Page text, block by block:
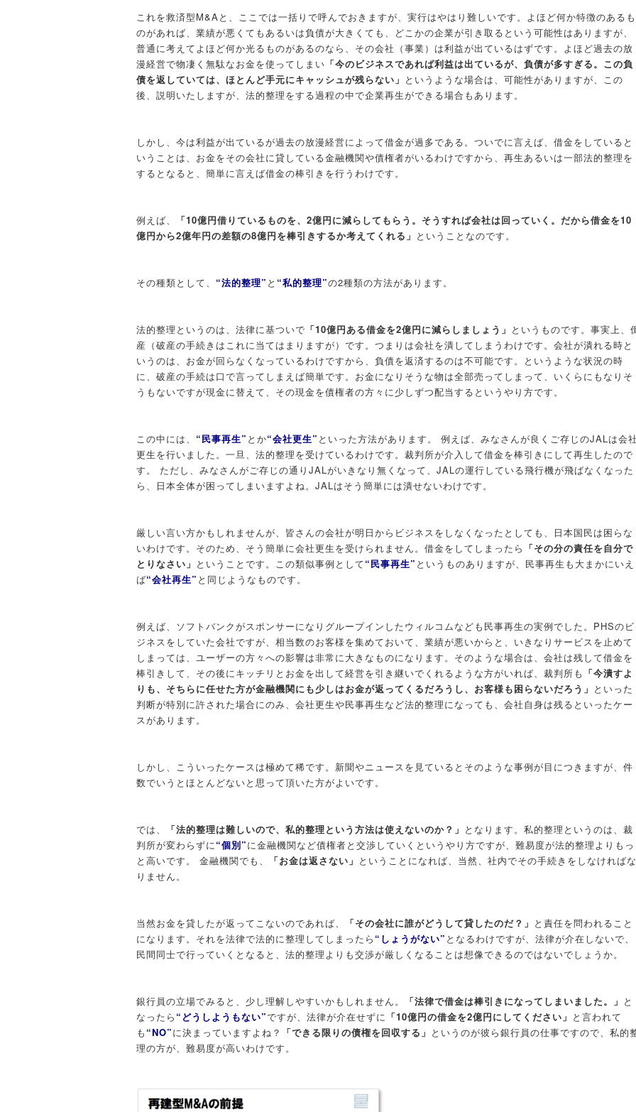
これを救済型M&Aと、ここでは一括りで呼んでおきますが、実行はやはり難しいです。よほど何か特徴のあるも
のがあれば、業績が悪くてもあるいは負債が大きくても、どこかの企業が引き取るという可能性はありますが、
普通に考えてよほど何か光るものがあるのなら、その会社（事業）は利益が出ているはずです。よほど過去の放
漫経営で物凄く無駄なお金を使ってしまい 「今のビジネスであれば利益は出ているが、負債が多すぎる。この負
債を返していては、ほとんど手元にキャッシュが残らない」 というような場合は、可能性がありますが、この
後、説明いたしますが、法的整理をする過程の中で企業再生ができる場合もあります。
しかし、今は利益が出ているが過去の放漫経営によって借金が過多である。ついでに言えば、借金をしていると
いうことは、お金をその会社に貸している金融機関や債権者がいるわけですから、再生あるいは一部法的整理を
するとなると、簡単に言えば借金の棒引きを行うわけです。
例えば、
「10億円借りているものを、2億円に減らしてもらう。そうすれば会社は回っていく。だから借金を10
億円から2億年円の差額の8億円を棒引きするか考えてくれる」 ということなのです。
その種類として、 “法的整理” と “私的整理”の2種類の方法があります。
法的整理というのは、法律に基ついで 「10億円ある借金を2億円に減らしましょう」 というものです。事実上、
産（破産の手続きはこれに当てはまりますが）です。つまりは会社を潰してしまうわけです。会社が潰れる時と
いうのは、お金が回らなくなっているわけですから、負債を返済するのは不可能です。というような状況の時
に、破産の手続は口で言ってしまえば簡単です。お金になりそうな物は全部売ってしまって、いくらにもなりそ
うもないですが現金に替えて、その現金を債権者の方々に少しずつ配当するというやり方です。
この中には、 “民事再生” とか“会社更生” といった方法があります。 例えば、みなさんが良くご存じのJALは会
更生を行いました。一旦、法的整理を受けているわけです。裁判所が介入して借金を棒引きにして再生したので
す。 ただし、みなさんがご存じの通りJALがいきなり無くなって、JALの運行している飛行機が飛ばなくなった
ら、日本全体が困ってしまいますよね。JALはそう簡単には潰せないわけです。
厳しい言い方かもしれませんが、皆さんの会社が明日からビジネスをしなくなったとしても、日本国民は困らな
いわけです。そのため、そう簡単に会社更生を受けられません。借金をしてしまったら 「その分の責任を自分で
とりなさい」 ということです。この類似事例として“民事再生” というものありますが、民事再生も大まかにいえ
ば“会社再生” と同じようなものです。
例えば、ソフトバンクがスポンサーになりグループインしたウィルコムなども民事再生の実例でした。PHSのビ
ジネスをしていた会社ですが、相当数のお客様を集めておいて、業績が悪いからと、いきなりサービスを止めて
しまっては、ユーザーの方々への影響は非常に大きなものになります。そのような場合は、会社は残して借金を
棒引きして、その後にキッチリとお金を出して経営を引き継いでくれるような方がいれば、裁判所も 「今潰すよ
りも、そちらに任せた方が金融機関にも少しはお金が返ってくるだろうし、お客様も困らないだろう」 といった
判断が特別に許された場合にのみ、会社更生や民事再生など法的整理になっても、会社自身は残るといったケー
スがあります。
しかし、こういったケースは極めて稀です。新聞やニュースを見ているとそのような事例が目につきますが、件
数でいうとほとんどないと思って頂いた方がよいです。
では、 「法的整理は難しいので、私的整理という方法は使えないのか？」 となります。私的整理というのは、裁
判所が変わらずに “個別”に金融機関など債権者と交渉していくというやり方ですが、難易度が法的整理よりもっ
と高いです。 金融機関でも、
「お金は返さない」 ということになれば、当然、社内でその手続きをしなければな
りません。
当然お金を貸したが返ってこないのであれば、 「その会社に誰がどうして貸したのだ？」 と責任を問われること
になります。それを法律で法的に整理してしまったら “しょうがない” となるわけですが、法律が介在しないで、
民間同士で行っていくとなると、法的整理よりも交渉が厳しくなることは想像できるのではないでしょうか。
銀行員の立場でみると、少し理解しやすいかもしれません。 「法律で借金は棒引きになってしまいました。」 と
なったら “どうしようもない”ですが、法律が介在せずに 「10億円の借金を2億円にしてください」 と言われて
も “NO”に決まっていますよね？ 「できる限りの債権を回収する」 というのが彼ら銀行員の仕事ですので、私的
理の方が、難易度が高いわけです。